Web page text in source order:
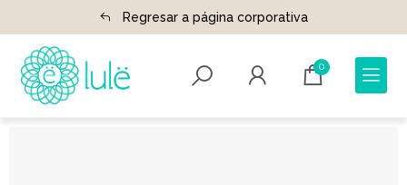
Regresar a página corporativa
0